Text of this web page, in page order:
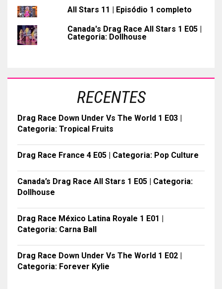
All Stars 11 | Episódio 1 completo
Canada's Drag Race All Stars 1 E05 |
Categoria: Dollhouse
RECENTES
Drag Race Down Under Vs The World 1 E03 |
Categoria: Tropical Fruits
Drag Race France 4 E05 | Categoria: Pop Culture
Canada’s Drag Race All Stars 1 E05 | Categoria:
Dollhouse
Drag Race México Latina Royale 1 E01 |
Categoria: Carna Ball
Drag Race Down Under Vs The World 1 E02 |
Categoria: Forever Kylie